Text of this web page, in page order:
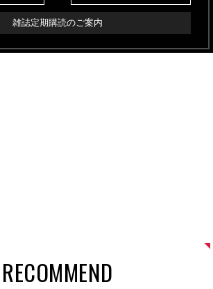
雑誌定期購読のご案内
RECOMMEND